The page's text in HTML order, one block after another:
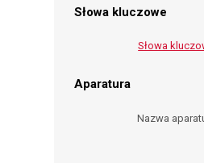
Słowa kluczowe
Słowa
Aparatura
Nazwa